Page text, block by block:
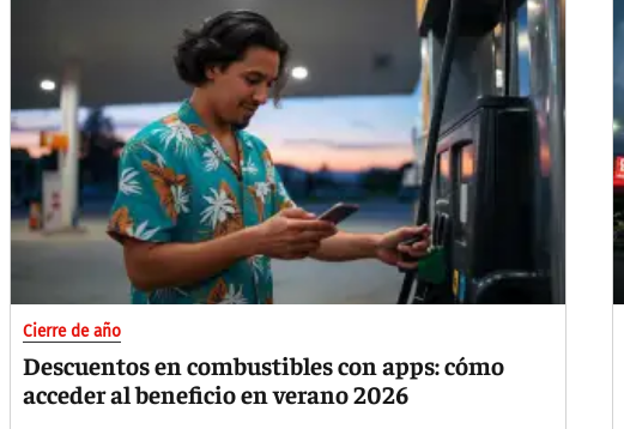
Cierre de año
Descuentos en combustibles con apps: cómo
acceder al beneficio en verano 2026